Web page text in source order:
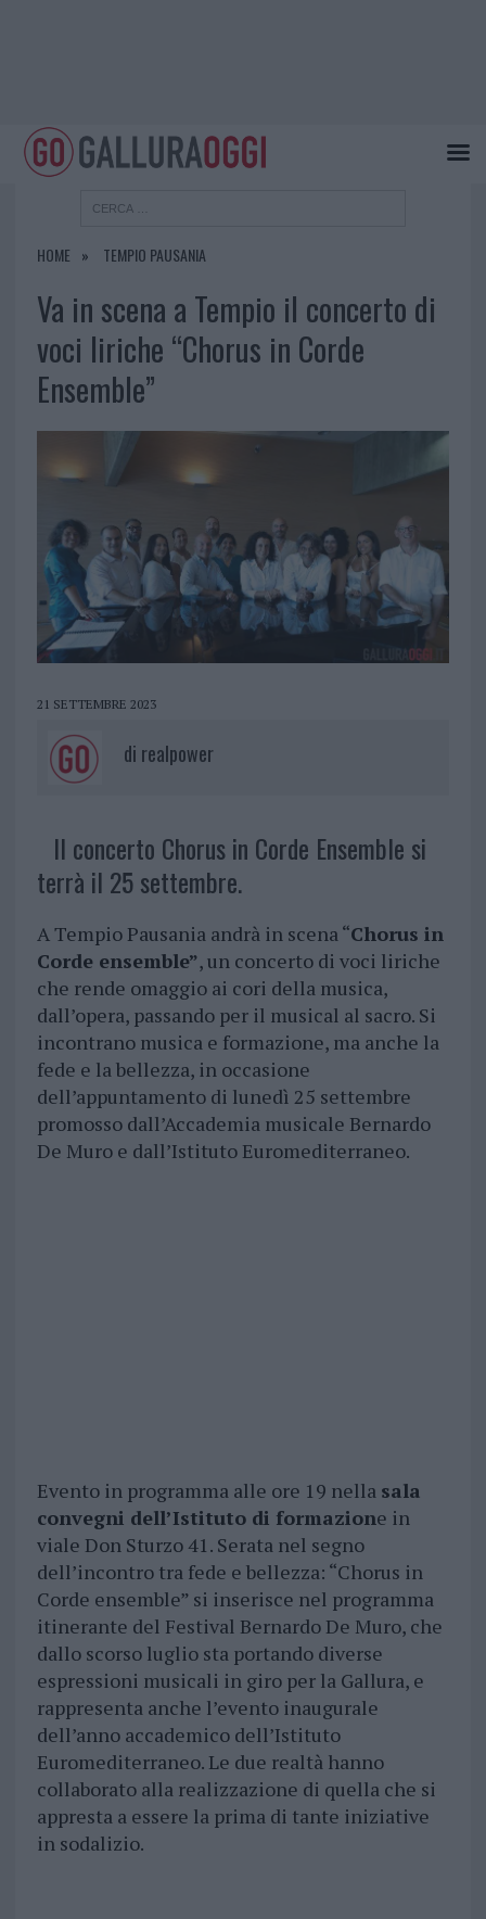
HOME TEMPIO PAUSANIA
Va in scena a Tempio il concerto di
voci liriche “Chorus in Corde
Ensemble”
21 SETTEMBRE 2023
di realpower
Il concerto Chorus in Corde Ensemble si
terrà il 25 settembre.
A Tempio Pausania andrà in scena “Chorus in
Corde ensemble”, un concerto di voci liriche
che rende omaggio ai cori della musica,
dall’opera, passando per il musical al sacro. Si
incontrano musica e formazione, ma anche la
fede e la bellezza, in occasione
dell’appuntamento di lunedì 25 settembre
promosso dall’Accademia musicale Bernardo
De Muro e dall’Istituto Euromediterraneo.
Evento in programma alle ore 19 nella sala
convegni dell’Istituto di formazione in
viale Don Sturzo 41. Serata nel segno
dell’incontro tra fede e bellezza: “Chorus in
Corde ensemble” si inserisce nel programma
itinerante del Festival Bernardo De Muro, che
dallo scorso luglio sta portando diverse
espressioni musicali in giro per la Gallura, e
rappresenta anche l’evento inaugurale
dell’anno accademico dell’Istituto
Euromediterraneo. Le due realtà hanno
collaborato alla realizzazione di quella che si
appresta a essere la prima di tante iniziative
in sodalizio.